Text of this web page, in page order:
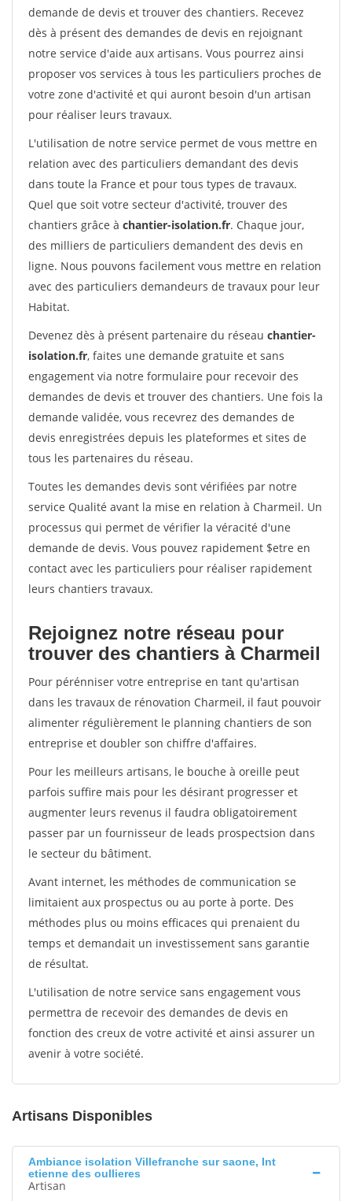
demande de devis et trouver des chantiers. Recevez
dès à présent des demandes de devis en rejoignant
notre service d'aide aux artisans. Vous pourrez ainsi
proposer vos services à tous les particuliers proches de
votre zone d'activité et qui auront besoin d'un artisan
pour réaliser leurs travaux.
L'utilisation de notre service permet de vous mettre en
relation avec des particuliers demandant des devis
dans toute la France et pour tous types de travaux.
Quel que soit votre secteur d'activité, trouver des
chantiers grâce à chantier-isolation.fr. Chaque jour,
des milliers de particuliers demandent des devis en
ligne. Nous pouvons facilement vous mettre en relation
avec des particuliers demandeurs de travaux pour leur
Habitat.
Devenez dès à présent partenaire du réseau chantier-
isolation.fr, faites une demande gratuite et sans
engagement via notre formulaire pour recevoir des
demandes de devis et trouver des chantiers. Une fois la
demande validée, vous recevrez des demandes de
devis enregistrées depuis les plateformes et sites de
tous les partenaires du réseau.
Toutes les demandes devis sont vérifiées par notre
service Qualité avant la mise en relation à Charmeil. Un
processus qui permet de vérifier la véracité d'une
demande de devis. Vous pouvez rapidement $etre en
contact avec les particuliers pour réaliser rapidement
leurs chantiers travaux.
Rejoignez notre réseau pour
trouver des chantiers à Charmeil
Pour pérénniser votre entreprise en tant qu'artisan
dans les travaux de rénovation Charmeil, il faut pouvoir
alimenter régulièrement le planning chantiers de son
entreprise et doubler son chiffre d'affaires.
Pour les meilleurs artisans, le bouche à oreille peut
parfois suffire mais pour les désirant progresser et
augmenter leurs revenus il faudra obligatoirement
passer par un fournisseur de leads prospectsion dans
le secteur du bâtiment.
Avant internet, les méthodes de communication se
limitaient aux prospectus ou au porte à porte. Des
méthodes plus ou moins efficaces qui prenaient du
temps et demandait un investissement sans garantie
de résultat.
L'utilisation de notre service sans engagement vous
permettra de recevoir des demandes de devis en
fonction des creux de votre activité et ainsi assurer un
avenir à votre société.
Artisans Disponibles
Ambiance isolation Villefranche sur saone, Int
etienne des oullieres
Artisan